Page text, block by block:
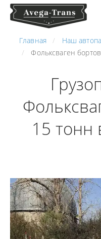
Главная
Наш
Фольксваген
15